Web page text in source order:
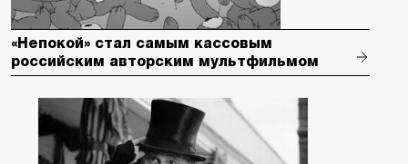
«Непокой» стал самым кассовым
российским авторским мультфильмом